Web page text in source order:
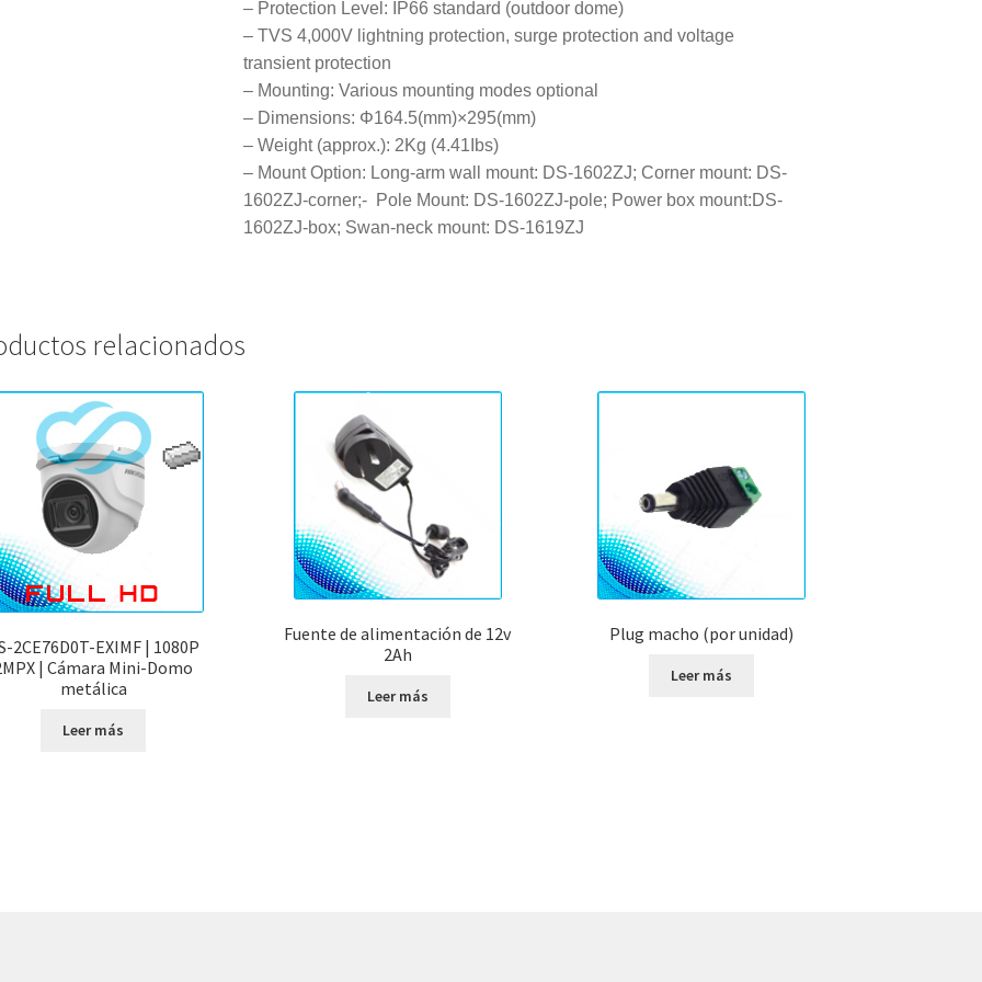
– Protection Level: IP66 standard (outdoor dome)
– TVS 4,000V lightning protection, surge protection and voltage
transient protection
– Mounting: Various mounting modes optional
– Dimensions: Φ164.5(mm)×295(mm)
– Weight (approx.): 2Kg (4.41Ibs)
– Mount Option: Long-arm wall mount: DS-1602ZJ; Corner mount: DS-
1602ZJ-corner;- Pole Mount: DS-1602ZJ-pole; Power box mount:DS-
1602ZJ-box; Swan-neck mount: DS-1619ZJ
relacionados
2CE76D0T-EXIMF | 1080P
| Cámara Mini-Domo
metálica
Leer más
Fuente de alimentación de 12v
2Ah
Leer más
Plug macho (por unidad)
Leer más